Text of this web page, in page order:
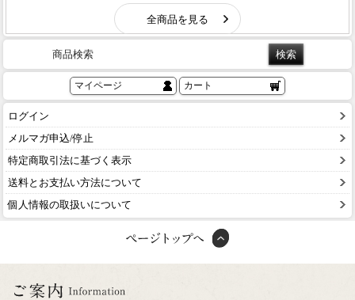
商品検索
マイページ カート
ログイン
メルマガ申込/停止
特定商取引法に基づく表示
送料とお支払い方法について
個人情報の取扱いについて